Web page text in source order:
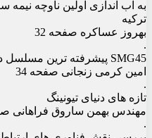
به آب اندازی اولین ناوچه نیمه
ترکیه
بهروز عساکره صفحه 32
.
SMG45 پیشرفته ترین مسلسل دستی جهان
امین کرمی زنجانی صفحه 34
.
تازه های دنیای تیونینگ
مهندس بهمن ساروق فراهانی
.